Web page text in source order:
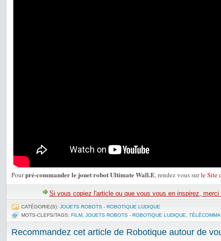
Pourpré-commander le jouet robot Ultimate Wall.E, rendez vous surle Site
Si vous copiez l'article ou que vous vous en inspirez,
CATÉGORIE(S): JOUETS ROBOTS - ROBOTIQUE LUDIQUE
MOTS-CLEFS/TAGS: FILM JOUETS ROBOTS - ROBOTIQUE LUDIQUE
Recommandez cet article de Robotique autour de